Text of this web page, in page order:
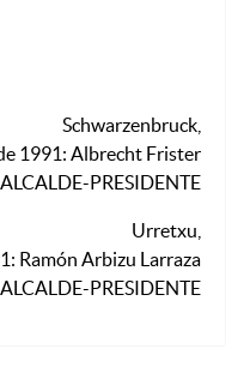
Schwarzenbruck,
1991: Albrecht Frister
ALCALDE-PRESIDENTE
Urretxu,
Ramón Arbizu Larraza
ALCALDE-PRESIDENTE